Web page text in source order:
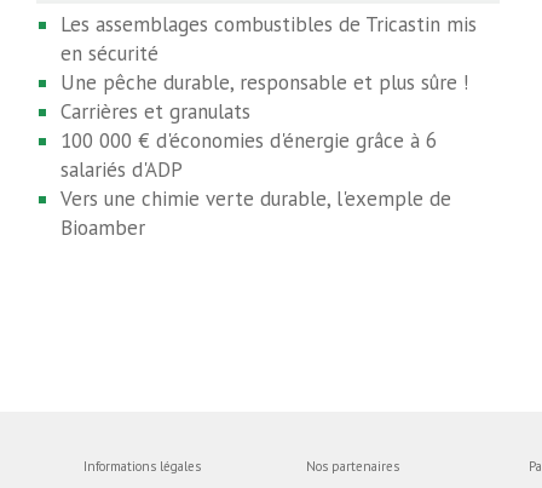
Les assemblages combustibles de Tricastin mis
en sécurité
Une pêche durable, responsable et plus sûre !
Carrières et granulats
100 000 € d'économies d'énergie grâce à 6
salariés d'ADP
Vers une chimie verte durable, l'exemple de
Bioamber
Informations légales Nos partenaires